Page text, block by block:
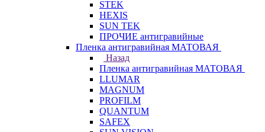
STEK
HEXIS
SUN TEK
ПРОЧИЕ антигравийные
Пленка антигравийная МАТОВАЯ
Назад
Пленка антигравийная МАТОВАЯ
LLUMAR
MAGNUM
PROFILM
QUANTUM
SAFEX